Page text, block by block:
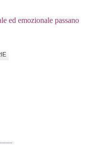
ed emozionale passano